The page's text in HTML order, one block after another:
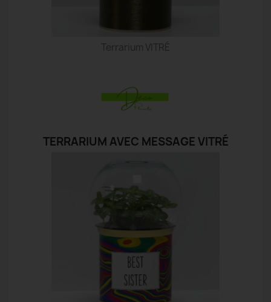
Terrarium VITRÉ
TERRARIUM AVEC MESSAGE VITRÉ